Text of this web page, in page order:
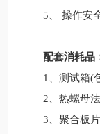
5、 操作安
配套消耗品
1、测试箱(
2、热螺母法
3、聚合板片